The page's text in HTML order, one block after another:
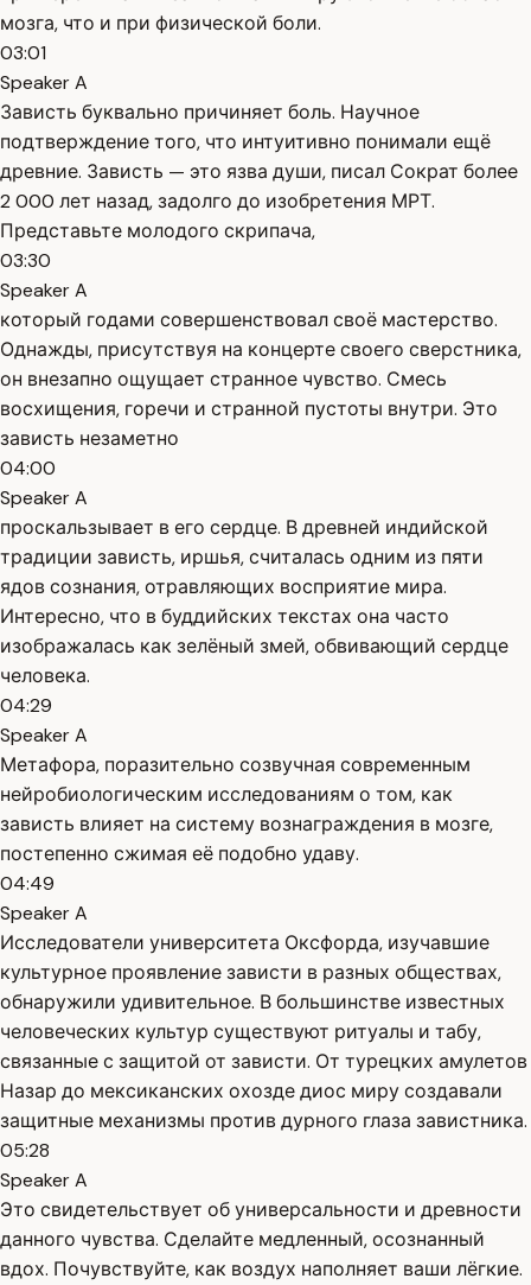
мозга, что и при физической боли.
03:01
Speaker A
Зависть буквально причиняет боль. Научное
подтверждение того, что интуитивно понимали ещё
древние. Зависть — это язва души, писал Сократ более
2 000 лет назад, задолго до изобретения МРТ.
Представьте молодого скрипача,
03:30
Speaker A
который годами совершенствовал своё мастерство.
Однажды, присутствуя на концерте своего сверстника,
он внезапно ощущает странное чувство. Смесь
восхищения, горечи и странной пустоты внутри. Это
зависть незаметно
04:00
Speaker A
проскальзывает в его сердце. В древней индийской
традиции зависть, иршья, считалась одним из пяти
ядов сознания, отравляющих восприятие мира.
Интересно, что в буддийских текстах она часто
изображалась как зелёный змей, обвивающий сердце
человека.
04:29
Speaker A
Метафора, поразительно созвучная современным
нейробиологическим исследованиям о том, как
зависть влияет на систему вознаграждения в мозге,
постепенно сжимая её подобно удаву.
04:49
Speaker A
Исследователи университета Оксфорда, изучавшие
культурное проявление зависти в разных обществах,
обнаружили удивительное. В большинстве известных
человеческих культур существуют ритуалы и табу,
связанные с защитой от зависти. От турецких амулетов
Назар до мексиканских охозде диос миру создавали
защитные механизмы против дурного глаза завистника.
05:28
Speaker A
Это свидетельствует об универсальности и древности
данного чувства. Сделайте медленный, осознанный
вдох. Почувствуйте, как воздух наполняет ваши лёгкие.